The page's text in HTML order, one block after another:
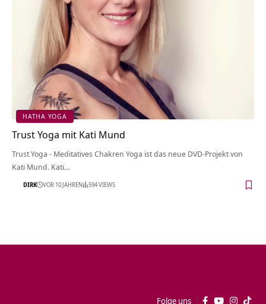
HATHA YOGA
Trust Yoga mit Kati Mund
Trust Yoga - Meditatives Chakren Yoga ist das neue DVD-Projekt von
Kati Mund. Kati…
DIRK VOR 10 JAHREN 594 VIEWS
Folge uns